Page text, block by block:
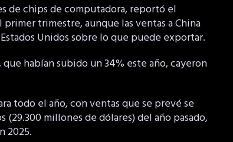
de chips de computadora, reportó el
trimestre, aunque las ventas a China
Unidos sobre lo que puede exportar.
habían subido un 34% este año, cayeron
todo el año, con ventas que se prevé se
millones de dólares) del año pasado,
2025.